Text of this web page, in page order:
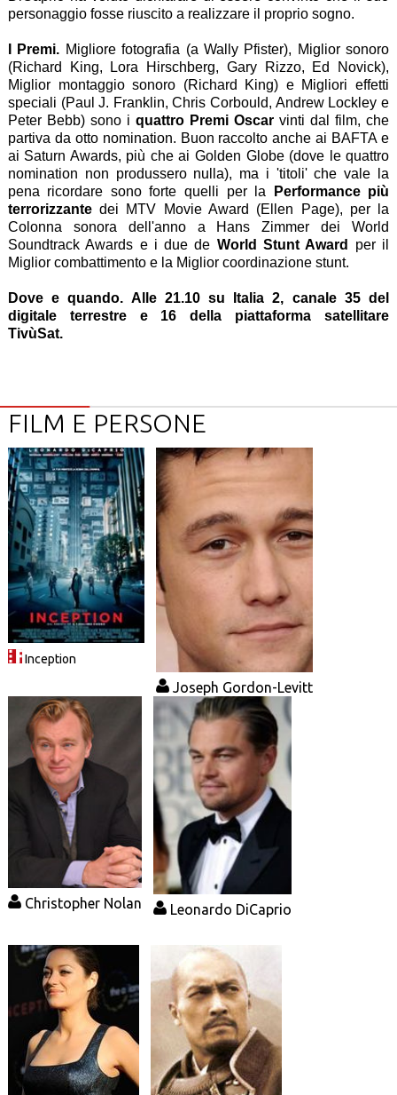
personaggio fosse riuscito a realizzare il proprio sogno.
I Premi. Migliore fotografia (a Wally Pfister), Miglior sonoro
(Richard King, Lora Hirschberg, Gary Rizzo, Ed Novick),
Miglior montaggio sonoro (Richard King) e Migliori effetti
speciali (Paul J. Franklin, Chris Corbould, Andrew Lockley e
Peter Bebb) sono i quattro Premi Oscarvinti dal film, che
partiva da otto nomination. Buon raccolto anche ai BAFTA e
ai Saturn Awards, più che ai Golden Globe (dove le quattro
nomination non produssero nulla), ma i 'titoli' che vale la
pena ricordare sono forte quelli per la
Performance più
terrorizzantedei MTV Movie Award (Ellen Page), per la
Colonna sonora dell'anno a Hans Zimmer dei World
Soundtrack Awards e i due de World Stunt Award
per il
Miglior combattimento e la Miglior coordinazione stunt.
Dove e quando. Alle 21.10 su Italia 2, canale 35 del
digitale terrestre e 16 della piattaforma satellitare
TivùSat.
FILM E PERSONE
Inception
Joseph Gordon-Levitt
Christopher Nolan Leonardo DiCaprio